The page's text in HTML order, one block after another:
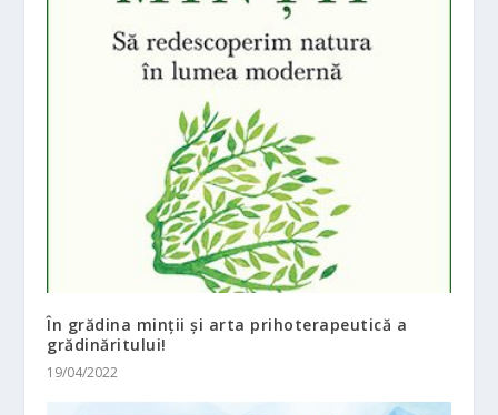
În grădina minții și arta prihoterapeutică a
grădinăritului!
19/04/2022